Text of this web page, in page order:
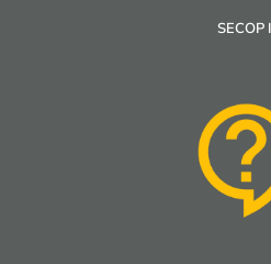
SECOP